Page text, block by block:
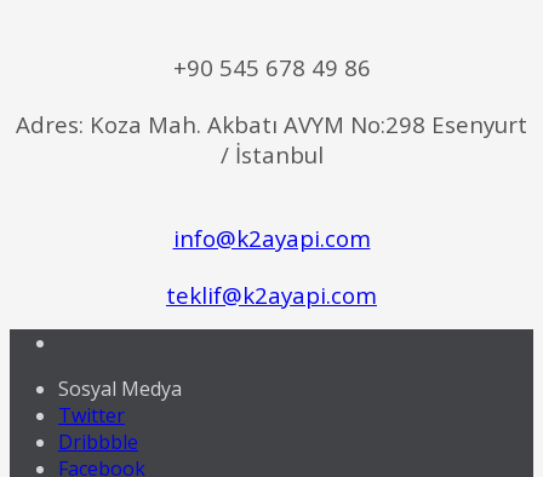
+90 545 678 49 86
Adres: Koza Mah. Akbatı AVYM No:298 Esenyurt
/ İstanbul
info@k2ayapi.com
teklif@k2ayapi.com
Sosyal Medya
Twitter
Dribbble
Facebook